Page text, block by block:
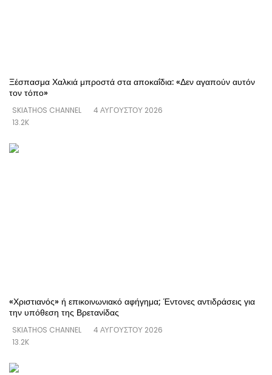
Ξέσπασμα Χαλκιά μπροστά στα αποκαΐδια: «Δεν αγαπούν αυτόν
τον τόπο»
SKIATHOS CHANNEL
4 ΑΥΓΟΎΣΤΟΥ 2026
13.2K
«Χριστιανός» ή επικοινωνιακό αφήγημα; Έντονες αντιδράσεις για
την υπόθεση της Βρετανίδας
SKIATHOS CHANNEL
4 ΑΥΓΟΎΣΤΟΥ 2026
13.2K